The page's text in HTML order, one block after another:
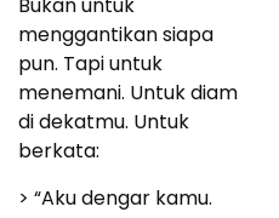
menggantikan siapa
pun. Tapi untuk
menemani. Untuk diam
di dekatmu. Untuk
berkata:
> “Aku dengar kamu.